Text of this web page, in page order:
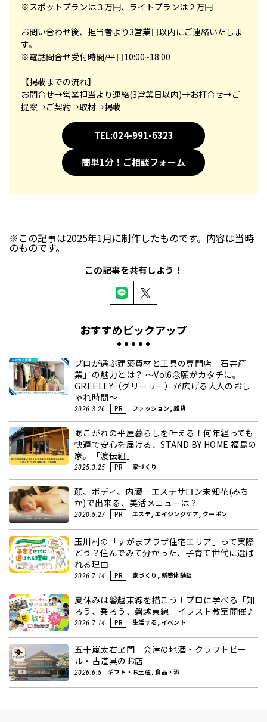
※スポットプランは３万円、ライトプランは２万円
お問い合わせ後、担当者より3営業日以内にご連絡いたしま
す。
※電話問合せ受付時間/平日10:00~18:00
【掲載までの流れ】
お問合せ→営業担当より連絡(3営業日以内)→お打合せ→ご
提案→ご契約→取材→掲載
TEL:024-991-6323
簡単1分！ご相談フォーム
※この記事は2025年1月に制作したものです。内容は当時
のものです。
この記事を共有しよう！
おすすめピックアップ
プロが選ぶ建築資材と工具の専門店「石井産
業」の魅力とは？ ～Vol6念願がカタチに。
GREELEY（グリーリー）が広げる大人のおし
ゃれ時間～
2026.3.26 PR ファッション, 雑貨
あこがれの平屋暮らしを叶える！何年経っても
快適で安心を届ける、STAND BY HOME 福島の
家。「渡伝組」
2025.3.25 PR 家づくり
顏、ボディ、内臓…エステサロン未知花(みち
か)で出来る、美活メニューは？
2020.5.27 PR エステ, エイジングケア, クーポン
玉川村の「すがまプラザ住宅エリア」って実際
どう？住んでみて分かった、子育て世代に選ば
れる理由
2026.7.14 PR 家づくり, 新築体験談
夏休みは磐越東線を描こう！プロに学べる「知
ろう、乗ろう、磐越東線」イラスト教室開催♪
2026.7.14 PR 生活する, イベント
五十嵐太右ヱ門 会津の地酒・クラフトビー
ル・古道具のお店
2026.6.5 ギフト・お土産, 食品・酒